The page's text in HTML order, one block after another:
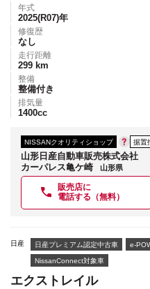
年式
2025(R07)年
修復歴
なし
走行距離
299 km
整備
整備付き
排気量
1400cc
NISSANクオリティショップ 据置
山形日産自動車販売株式会社
カーパレス亀ケ崎
山形県
販売店に
電話する（無料）
日産 日産プレミアム認定中古車 e-
NissanConnect対象車
エクストレイル